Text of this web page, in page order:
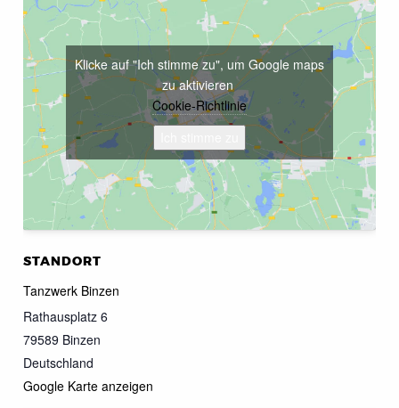
STANDORT
Tanzwerk Binzen
Rathausplatz 6
79589 Binzen
Deutschland
Google Karte anzeigen
Klicke auf "Ich stimme zu", um Google maps
zu aktivieren
Cookie-Richtlinie